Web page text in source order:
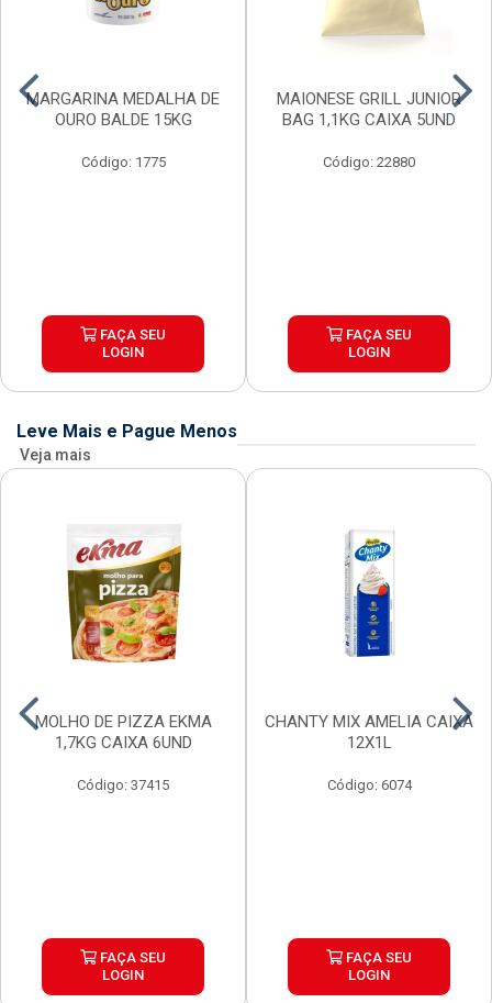
MARGARINA MEDALHA DE
OURO BALDE 15KG
Código: 1775
FAÇA SEU
LOGIN
MAIONESE GRILL JUNIOR
BAG 1,1KG CAIXA 5UND
Código: 22880
FAÇA SEU
LOGIN
Leve Mais e Pague Menos
Veja mais
MOLHO DE PIZZA EKMA
1,7KG CAIXA 6UND
Código: 37415
FAÇA SEU
LOGIN
CHANTY MIX AMELIA CAIXA
12X1L
Código: 6074
FAÇA SEU
LOGIN